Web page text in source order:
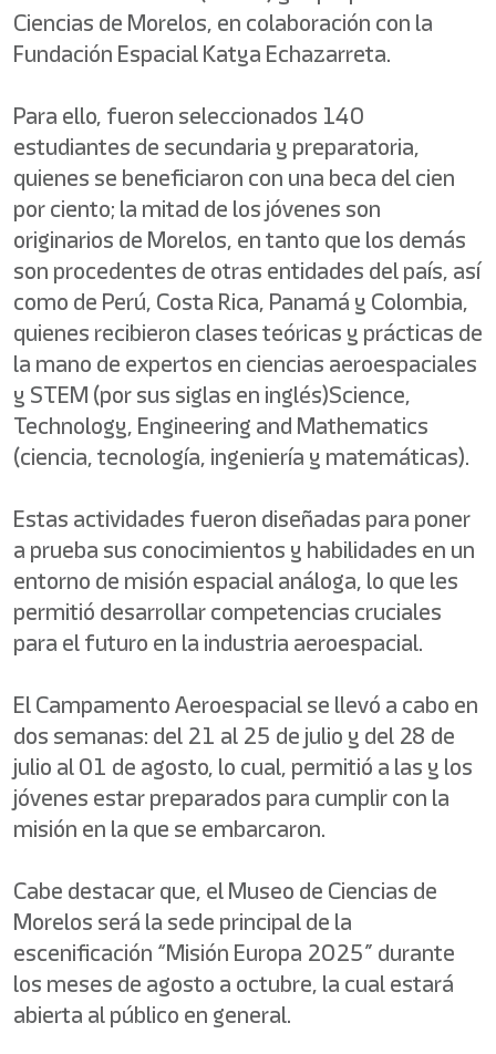
Ciencias de Morelos, en colaboración con la
Fundación Espacial Katya Echazarreta.
Para ello, fueron seleccionados 140
estudiantes de secundaria y preparatoria,
quienes se beneficiaron con una beca del cien
por ciento; la mitad de los jóvenes son
originarios de Morelos, en tanto que los demás
son procedentes de otras entidades del país, así
como de Perú, Costa Rica, Panamá y Colombia,
quienes recibieron clases teóricas y prácticas de
la mano de expertos en ciencias aeroespaciales
y STEM (por sus siglas en inglés)Science,
Technology, Engineering and Mathematics
(ciencia, tecnología, ingeniería y matemáticas).
Estas actividades fueron diseñadas para poner
a prueba sus conocimientos y habilidades en un
entorno de misión espacial análoga, lo que les
permitió desarrollar competencias cruciales
para el futuro en la industria aeroespacial.
El Campamento Aeroespacial se llevó a cabo en
dos semanas: del 21 al 25 de julio y del 28 de
julio al 01 de agosto, lo cual, permitió a las y los
jóvenes estar preparados para cumplir con la
misión en la que se embarcaron.
Cabe destacar que, el Museo de Ciencias de
Morelos será la sede principal de la
escenificación “Misión Europa 2025” durante
los meses de agosto a octubre, la cual estará
abierta al público en general.